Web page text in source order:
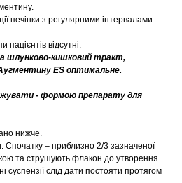
печінки з регулярними інтервалами.
пацієнтів відсутні.
шлунково-кишковий тракт,
ES оптимальне.
- формою препарату для
нижче.
– приблизно 2/3 зазначеної
та струшують флакон до утворення
слід дати постояти протягом